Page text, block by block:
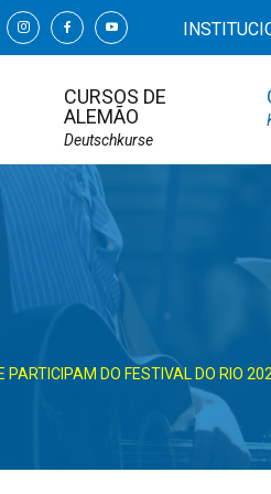
CURSOS DE
ALEMÃO
Deutschkurse
PARTICIPAM DO FESTIVAL DO RIO